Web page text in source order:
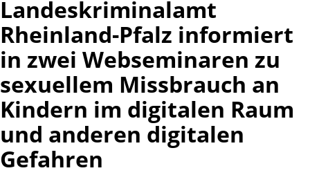
Landeskriminalamt
Rheinland-Pfalz informiert
in zwei Webseminaren zu
sexuellem Missbrauch an
Kindern im digitalen Raum
und anderen digitalen
Gefahren